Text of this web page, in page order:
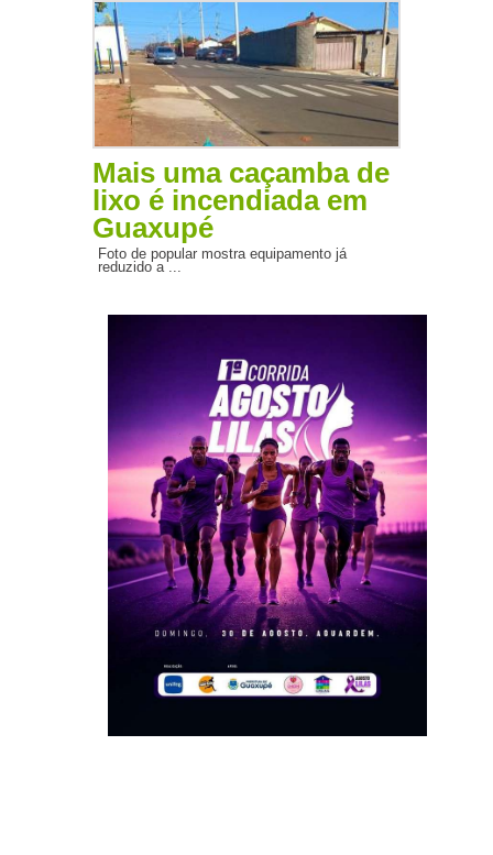
Mais uma caçamba de
lixo é incendiada em
Guaxupé
Foto de popular mostra equipamento já
reduzido a ...